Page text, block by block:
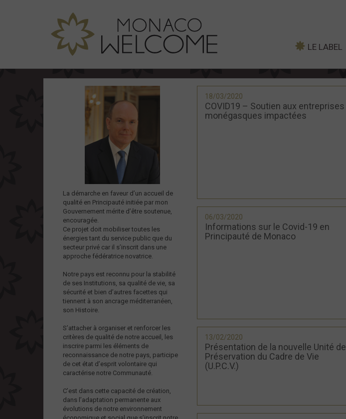
LE LABEL
18/03/2020
COVID19 – Soutien aux entreprises
monégasques impactées
06/03/2020
Informations sur le Covid-19 en
Principauté de Monaco
13/02/2020
Présentation de la nouvelle Unité de
Préservation du Cadre de Vie
(U.P.C.V.)
La démarche en faveur d’un accueil de
qualité en Principauté initiée par mon
Gouvernement mérite d’être soutenue,
encouragée.
Ce projet doit mobiliser toutes les
énergies tant du service public que du
secteur privé car il s’inscrit dans une
approche fédératrice novatrice.
Notre pays est reconnu pour la stabilité
de ses Institutions, sa qualité de vie, sa
sécurité et bien d’autres facettes qui
tiennent à son ancrage méditerranéen,
son Histoire.
S’attacher à organiser et renforcer les
critères de qualité de notre accueil, les
inscrire parmi les éléments de
reconnaissance de notre pays, participe
de cet état d’esprit volontaire qui
caractérise notre Communauté.
C’est dans cette capacité de création,
dans l’adaptation permanente aux
évolutions de notre environnement